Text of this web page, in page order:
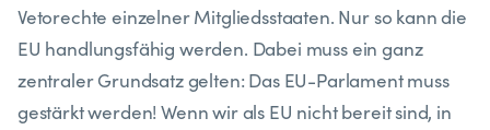
Vetorechte einzelner Mitgliedsstaaten. Nur so kann die
EU handlungsfähig werden. Dabei muss ein ganz
zentraler Grundsatz gelten: Das EU-Parlament muss
gestärkt werden! Wenn wir als EU nicht bereit sind, in